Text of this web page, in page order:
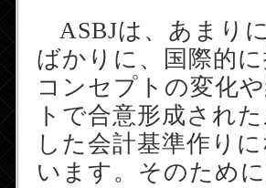
ASBJは、あまり
ばかりに、国際的
コンセプトの変化
トで合意形成され
した会計基準作り
います。そのため